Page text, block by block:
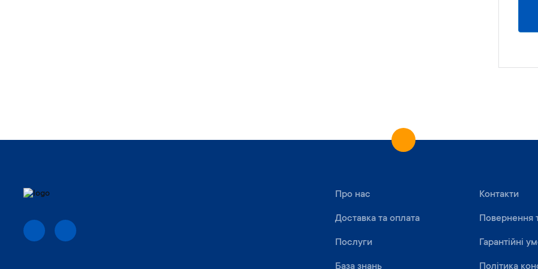
Про нас
Доставка та оплата
Послуги
База знань
Контакти
Повернення
Гарантійні
Політика